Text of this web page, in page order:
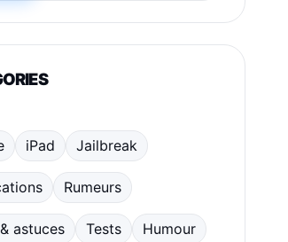
iPad Jailbreak
Rumeurs
astuces Tests Humour